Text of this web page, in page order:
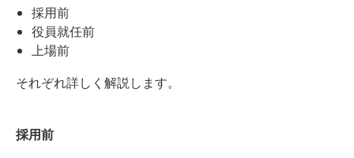
採用前
役員就任前
上場前
それぞれ詳しく解説します。
採用前